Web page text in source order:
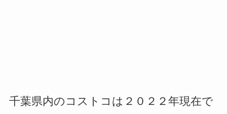
千葉県内のコストコは２０２２年現在で